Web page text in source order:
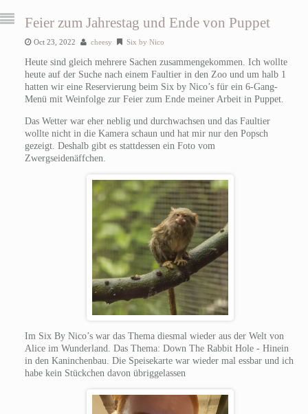
Feier zum Jahrestag und Ende von Puppet
Oct 23, 2022 cheesy Six by Nico
Heute sind gleich mehrere Sachen zusammengekommen. Ich wollte
heute auf der Suche nach einem Faultier in den Zoo und um halb 1
hatten wir eine Reservierung beim Six by Nico’s für ein 6-Gang-
Menü mit Weinfolge zur Feier zum Ende meiner Arbeit in Puppet.
Das Wetter war eher neblig und durchwachsen und das Faultier
wollte nicht in die Kamera schaun und hat mir nur den Popsch
gezeigt. Deshalb gibt es stattdessen ein Foto vom
Zwergseidenäffchen.
Im Six By Nico’s war das Thema diesmal wieder aus der Welt von
Alice im Wunderland. Das Thema: Down The Rabbit Hole - Hinein
in den Kaninchenbau. Die Speisekarte war wieder mal essbar und ich
habe kein Stückchen davon übriggelassen